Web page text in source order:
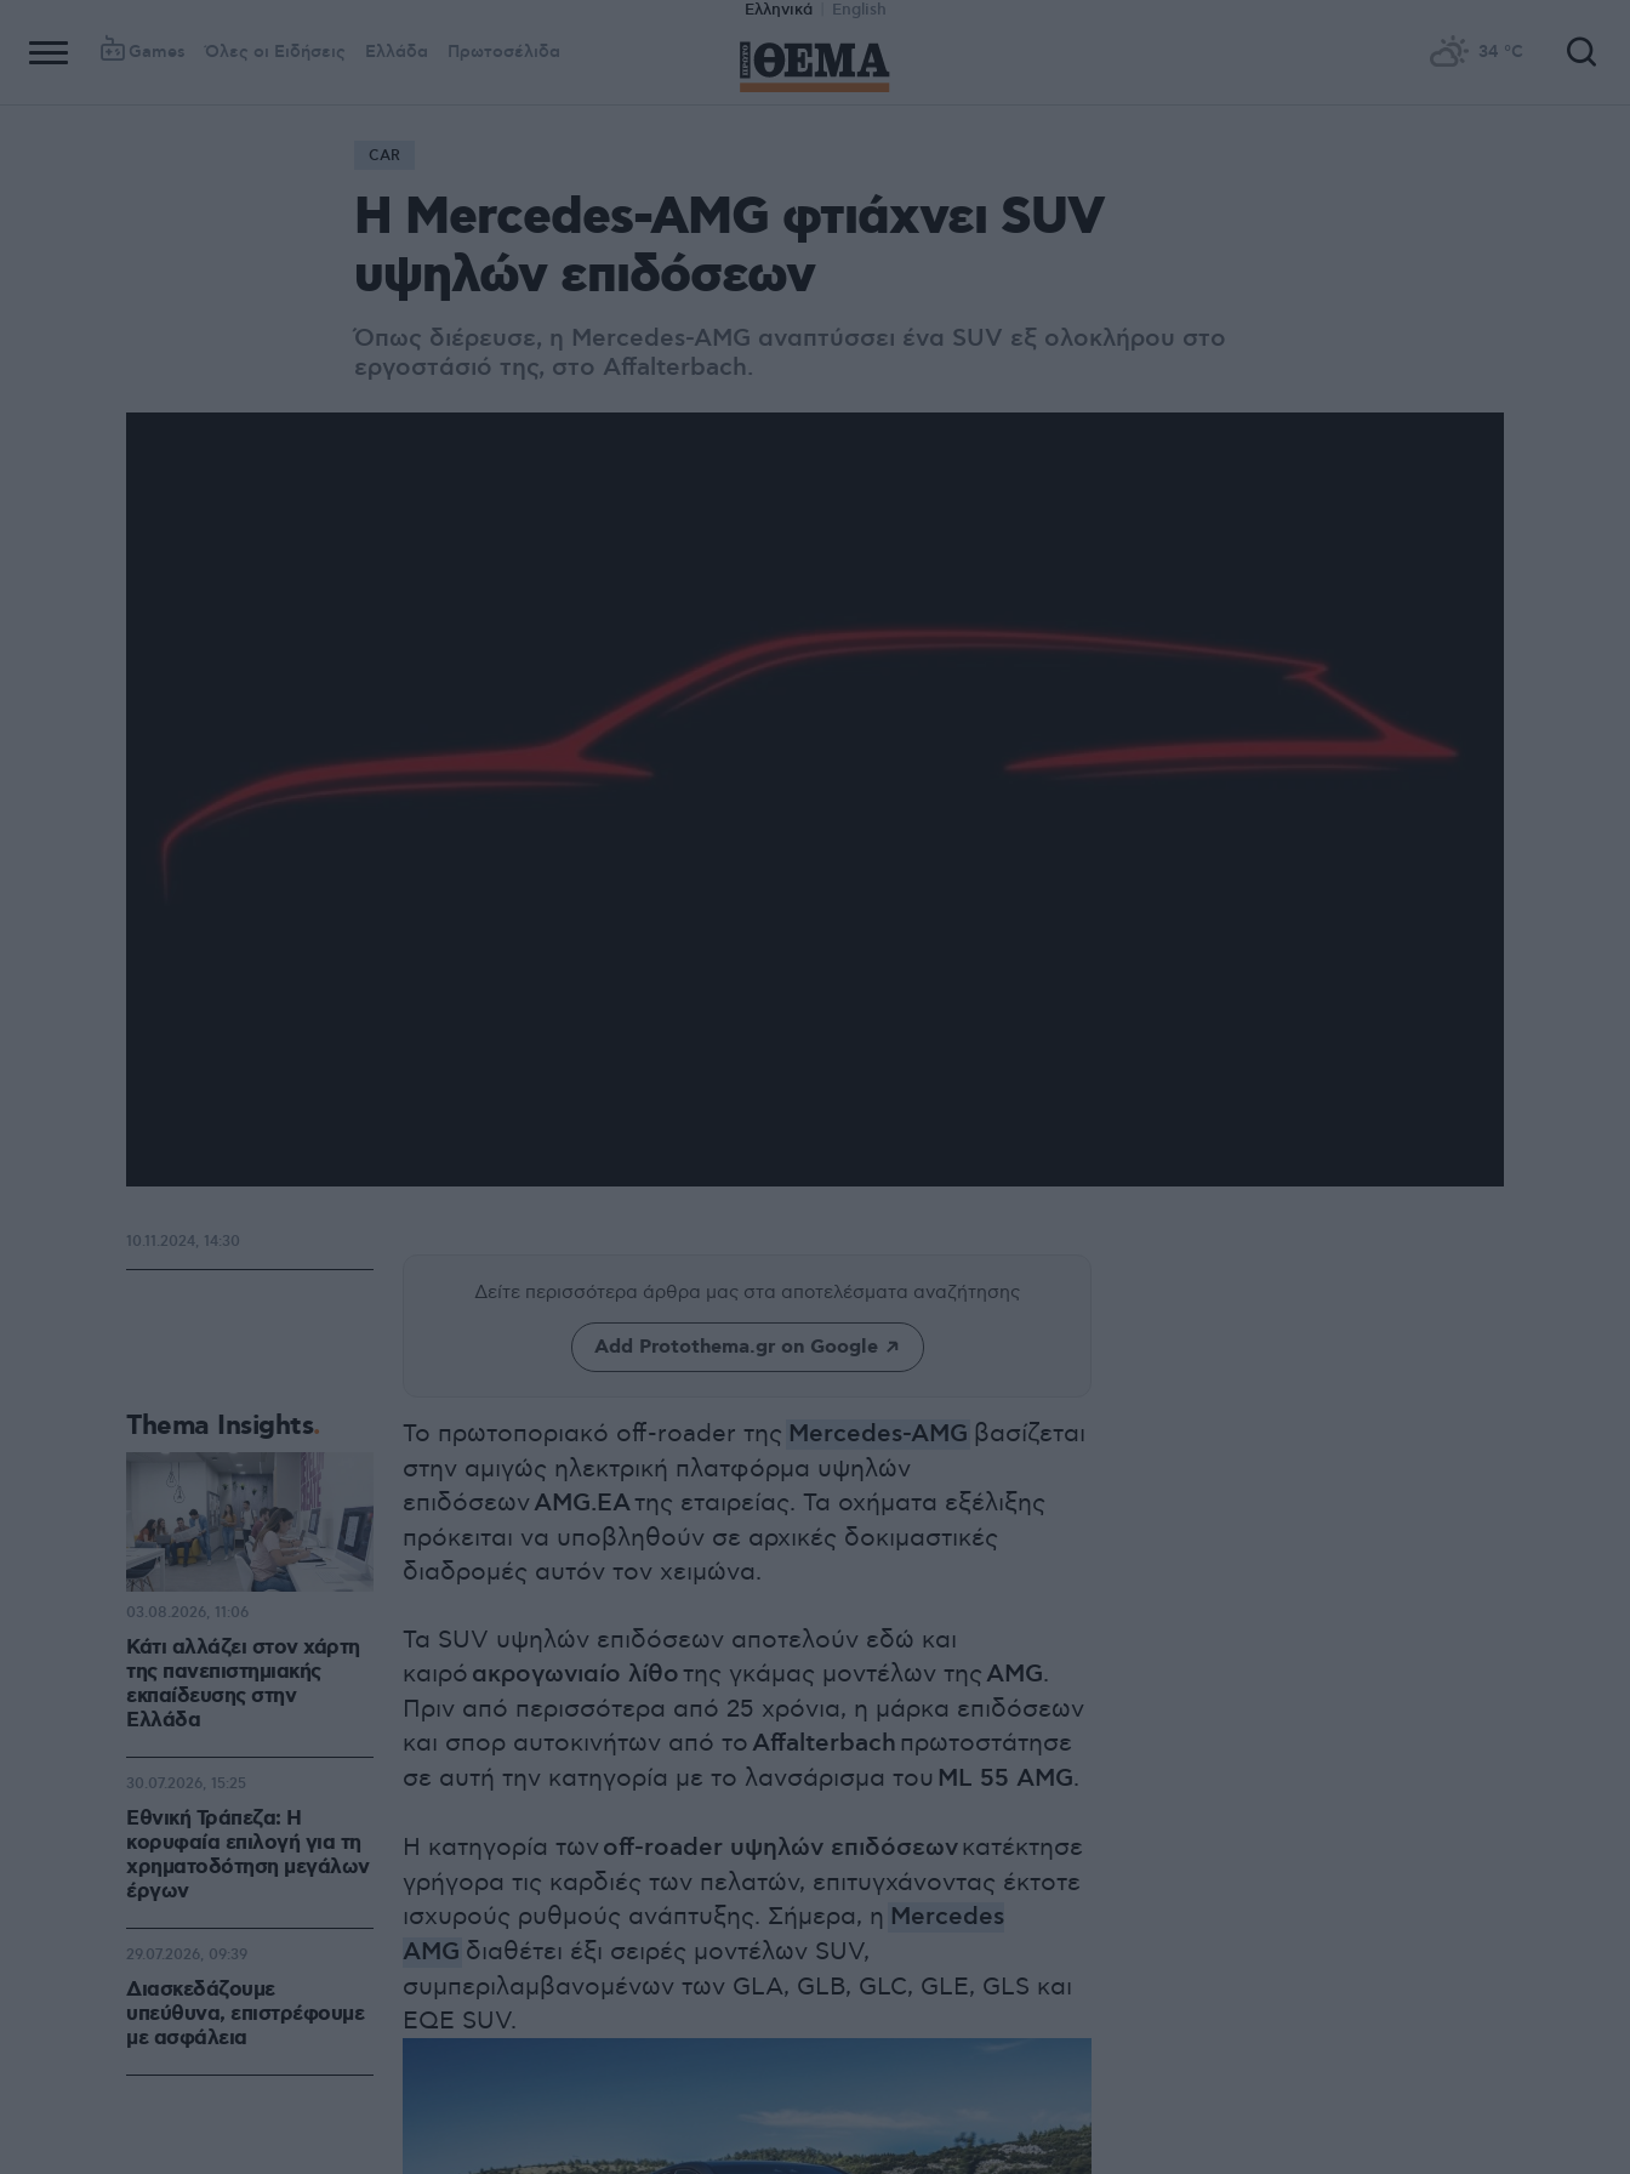
Ελληνικά English
Games Όλες οι Ειδήσεις Ελλάδα Πρωτοσέλιδα 34 °C
CAR
Η Mercedes-AMG φτιάχνει SUV
υψηλών επιδόσεων
Όπως διέρευσε, η Mercedes-AMG αναπτύσσει ένα SUV εξ ολοκλήρου στο
εργοστάσιό της, στο Affalterbach.
Δείτε περισσότερα άρθρα μας στα αποτελέσματα αναζήτησης
Add Protothema.gr on Google
Το πρωτοποριακό off-roader της Mercedes-AMG βασίζεται
στην αμιγώς ηλεκτρική πλατφόρμα υψηλών
επιδόσεωνAMG.EAτης εταιρείας. Τα οχήματα εξέλιξης
πρόκειται να υποβληθούν σε αρχικές δοκιμαστικές
διαδρομές αυτόν τον χειμώνα.
Τα SUV υψηλών επιδόσεων αποτελούν εδώ και
καιρό ακρογωνιαίο λίθοτης γκάμας μοντέλων της AMG.
Πριν από περισσότερα από 25 χρόνια, η μάρκα επιδόσεων
και σπορ αυτοκινήτων από το Affalterbach πρωτοστάτησε
σε αυτή την κατηγορία με το λανσάρισμα του ML 55 AMG.
Η κατηγορία τωνoff-roader υψηλών επιδόσεων κατέκτησε
γρήγορα τις καρδιές των πελατών, επιτυγχάνοντας έκτοτε
ισχυρούς ρυθμούς ανάπτυξης. Σήμερα, η Mercedes
AMG διαθέτει έξι σειρές μοντέλων SUV,
συμπεριλαμβανομένων των GLA, GLB, GLC, GLE, GLS και
EQE SUV.
10.11.2024, 14:30
Thema Insights
Κάτι αλλάζει στον χάρτη
της πανεπιστημιακής
εκπαίδευσης στην
Ελλάδα
03.08.2026, 11:06
Εθνική Τράπεζα: Η
κορυφαία επιλογή για τη
χρηματοδότηση μεγάλων
έργων
30.07.2026, 15:25
Διασκεδάζουμε
υπεύθυνα, επιστρέφουμε
με ασφάλεια
29.07.2026, 09:39